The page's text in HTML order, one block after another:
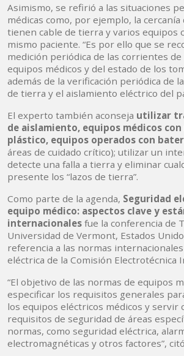
Asimismo, se refirió a las situaciones
médicas como, por ejemplo, la
tienen cable de tierra y varios equipos
mismo paciente. “Es por ello que se
medición periódica de las corrientes de
equipos médicos y del estado de los
además de la verificación periódica de
de tierra y el aislamiento eléctrico del
El experto también aconseja utilizar
de aislamiento, equipos médicos
plástico, equipos operados con
áreas de cuidado crítico); utilizar un
detecte una falla a tierra y eliminar
presente los “lazos de tierra”.
Como parte de la agenda, Seguridad
equipo médico: aspectos clave y
internacionales fue la conferencia de
Universidad de Vermont, Estados
referencia a las normas
eléctrica de la Comisión Electrotécnica
“El objetivo de las normas de equipos
especificar los requisitos generales
los equipos eléctricos médicos y servir
requisitos de seguridad de áreas
normas, como seguridad eléctrica,
electromagnéticas y otros factores”,